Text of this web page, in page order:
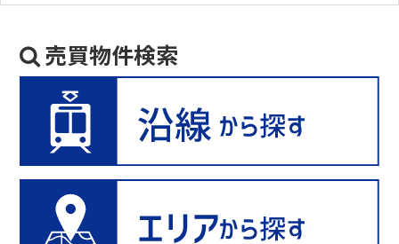
売買物件検索